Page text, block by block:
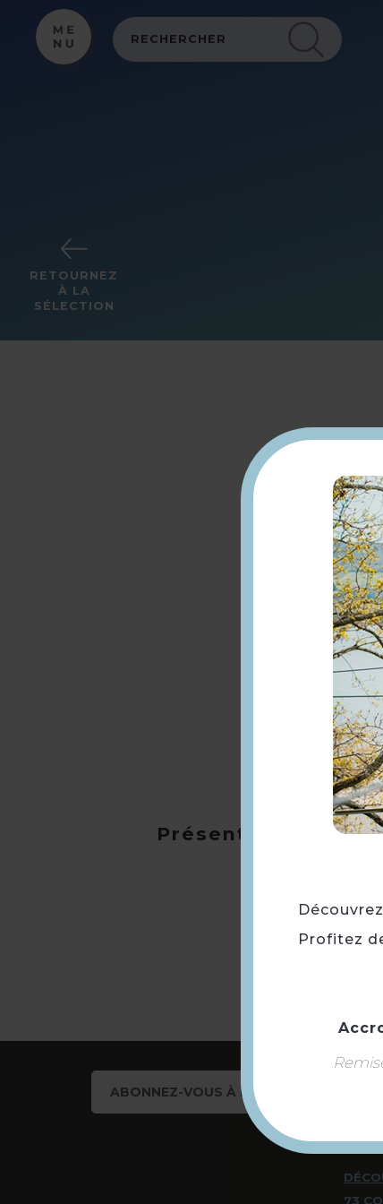
RETOURNEZ
À LA
SÉLECTION
Présentation
ABONNEZ-VOUS À NOTRE NEWSLETTER
73
Profitez
Panneau de gestion des cookies